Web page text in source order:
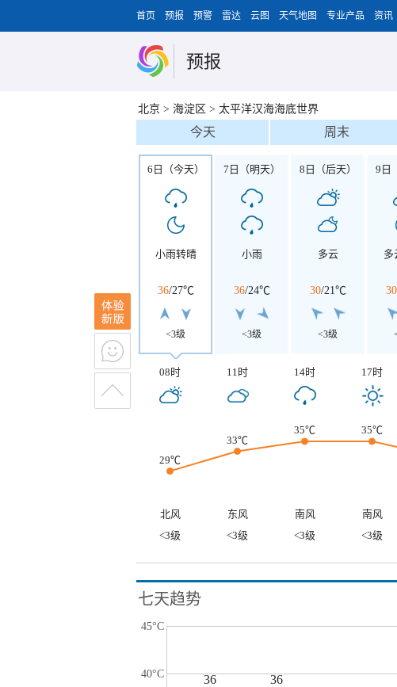
首页 预报 预警 雷达 云图 天气地图 专业产品 资讯
预报
北京 > 海淀区 > 太平洋汉海海底世界
今天 周末
6日（今天）
小雨转晴
36/27℃
<3级
7日（明天）
小雨
36/24℃
<3级
8日（后天）
多云
30/21℃
<3级
9日
多
30
08时 11时 14时 17时
29℃
33℃
35℃
35℃
北风 东风 南风 南风
<3级
<3级 <3级 <3级
七天趋势
45°C
40°C 36 36